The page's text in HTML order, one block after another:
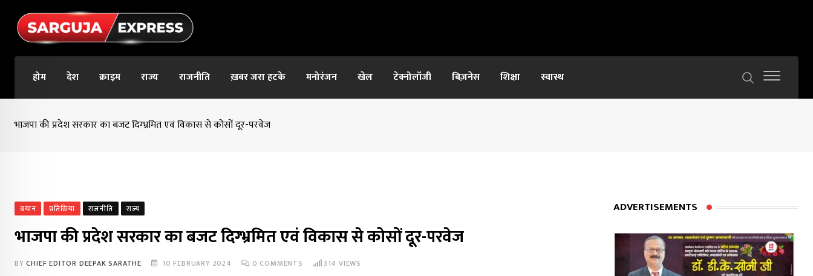
content
होम देश क्राइम राज्य राजनीति ख़बर जरा हटके मनोरंजन खेल टेक्नोलॉजी बिज़नेस शिक्षा स्वास्थ
भाजपा की प्रदेश सरकार का बजट दिग्भ्रमित एवं विकास से कोसों दूर-परवेज
बयान प्रतिक्रिया राजनीति राज्य
भाजपा की प्रदेश सरकार का बजट दिग्भ्रमित एवं विकास से कोसों दूर-परवेज
BYCHIEF EDITOR DEEPAK SARATHE 10 FEBRUARY 2024 0 COMMENTS 314 VIEWS
ADVERTISEMENTS